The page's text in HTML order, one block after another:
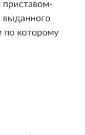
выданного
которому